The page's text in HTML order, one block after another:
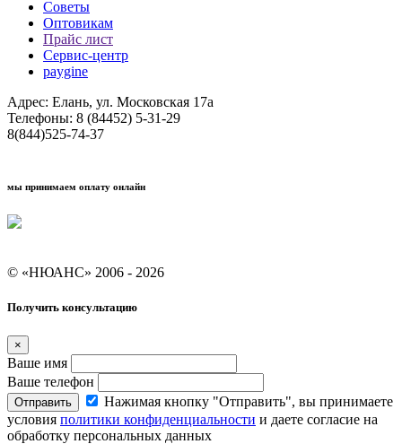
Советы
Оптовикам
Прайс лист
Сервис-центр
paygine
Адрес: Елань, ул. Московская 17а
Телефоны: 8 (84452) 5-31-29
8(844)525-74-37
мы принимаем оплату онлайн
© «НЮАНС» 2006 - 2026
Получить консультацию
×
Ваше имя
Ваше телефон
Отправить
Нажимая кнопку "Отправить", вы принимаете
условия политики конфиденциальности и даете согласие на
обработку персональных данных